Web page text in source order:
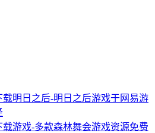
载明日之后-明日之后游戏于网易游
游戏-多款森林舞会游戏资源免费